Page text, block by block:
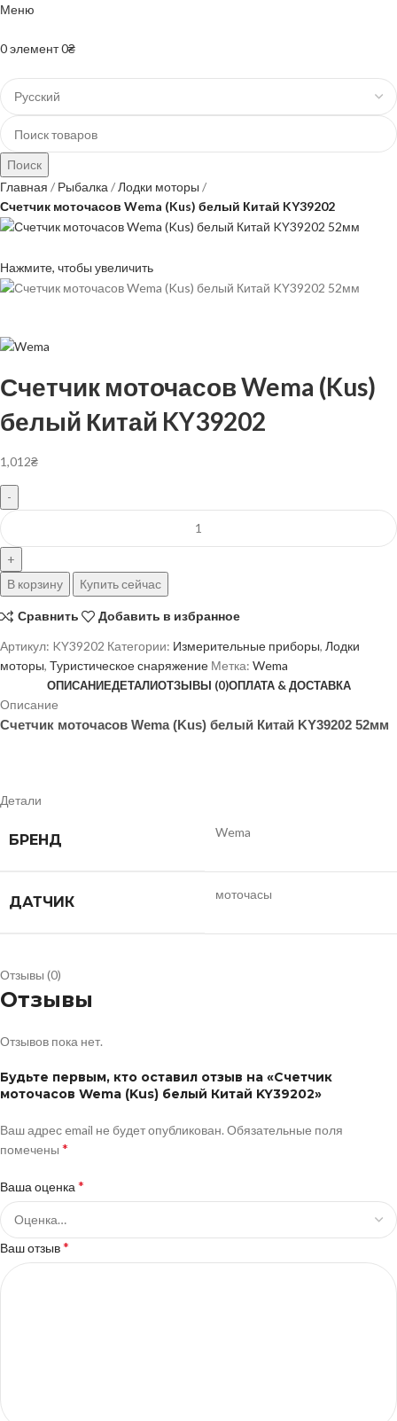
Меню
0элемент0₴
Поиск
Главная
Рыбалка
Лодки моторы
Счетчик моточасов Wema (Kus) белый Китай KY39202
Нажмите, чтобы увеличить
Счетчик моточасов Wema (Kus)
белый Китай KY39202
1,012₴
В корзину Купить сейчас
Сравнить
Добавить в избранное
Артикул: KY39202 Категории: Измерительные приборы, Лодки
моторы, Туристическое снаряжение Метка: Wema
ОПИСАНИЕДЕТАЛИОТЗЫВЫ (0)ОПЛАТА & ДОСТАВКА
Описание
Счетчик моточасов Wema (Kus) белый Китай KY39202 52мм
Детали
БРЕНД Wema
ДАТЧИК моточасы
Отзывы (0)
Отзывы
Отзывов пока нет.
Будьте первым, кто оставил отзыв на «Счетчик
моточасов Wema (Kus) белый Китай KY39202»
Ваш адрес email не будет опубликован. Обязательные поля
помечены *
Ваша оценка *
Ваш отзыв*